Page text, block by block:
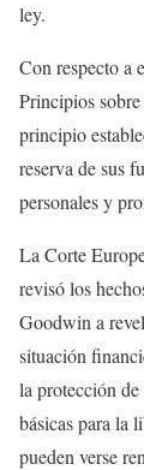
ley.
Con respecto a
Principios
principio
reserva de sus
personales y
La Corte
revisó los
Goodwin a
situación
la protección de
básicas para la
pueden verse